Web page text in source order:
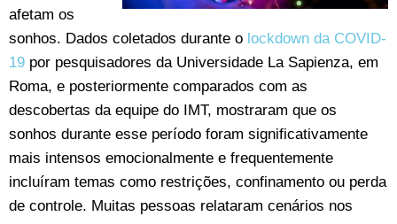
afetam os
sonhos. Dados coletados durante o lockdown da COVID-
19 por pesquisadores da Universidade La Sapienza, em
Roma, e posteriormente comparados com as
descobertas da equipe do IMT, mostraram que os
sonhos durante esse período foram significativamente
mais intensos emocionalmente e frequentemente
incluíram temas como restrições, confinamento ou perda
de controle. Muitas pessoas relataram cenários nos